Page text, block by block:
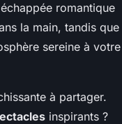
romantique
la main, tandis que
sereine à votre
à partager.
inspirants ?